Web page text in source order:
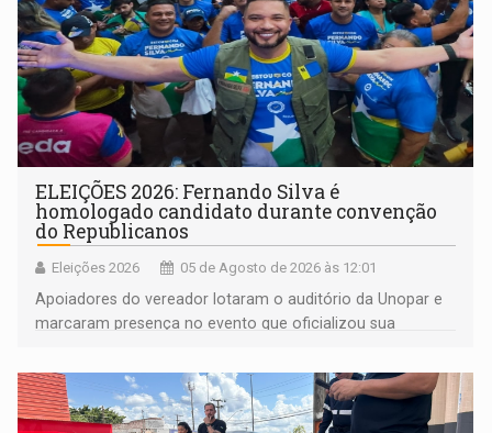
ELEIÇÕES 2026: Fernando Silva é
homologado candidato durante convenção
do Republicanos
Eleições 2026 05 de Agosto de 2026 às 12:01
Apoiadores do vereador lotaram o auditório da Unopar e
marcaram presença no evento que oficializou sua